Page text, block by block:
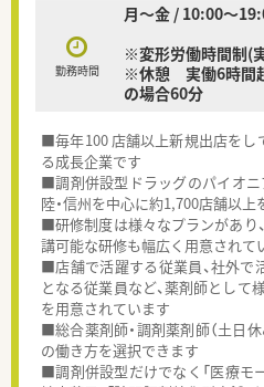
勤務時間
月～金 / 10:00～
※変形労働時間制(
※休憩 実働6時間
の場合60分
■毎年100 店舗以上新規出店をし
る成長企業です
■調剤併設型ドラッグのパイオニ
陸・信州を中心に約1,700店舗以
■研修制度は様々なプランがあり
講可能な研修も幅広く用意されて
■店舗で活躍する従業員、社外で
となる従業員など、薬剤師として
を用意されています
■総合薬剤師・調剤薬剤師（土日
の働き方を選択できます
■調剤併設型だけでなく「医療モ